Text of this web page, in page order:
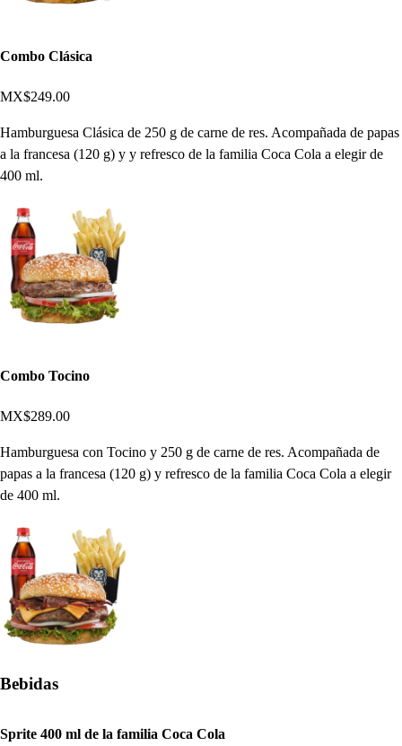
Combo Clásica
MX$249.00
Hamburguesa Clásica de 250 g de carne de res. Acompañada de papas
a la francesa (120 g) y y refresco de la familia Coca Cola a elegir de
400 ml.
Combo Tocino
MX$289.00
Hamburguesa con Tocino y 250 g de carne de res. Acompañada de
papas a la francesa (120 g) y refresco de la familia Coca Cola a elegir
de 400 ml.
Bebidas
Sprite 400 ml de la familia Coca Cola